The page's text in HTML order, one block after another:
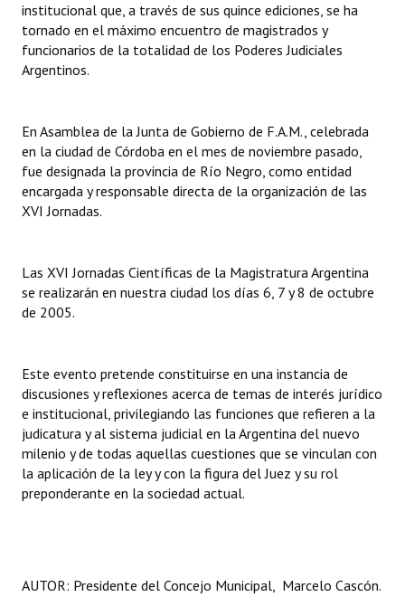
Actas de Audiencias Públicas
NORMATIVA
Declaraciones
Resoluciones
Resoluciones de Presidencia
Antiguos Pobladores
Registros y Distinciones
Datos Históricos
Premio al Mérito - Registro
Audiencias Públicas - Registro
Ciudadano Ilustre - Registro
institucional que, a través de sus quince ediciones, se ha
tornado en el máximo encuentro de magistrados y
funcionarios de la totalidad de los Poderes Judiciales
Argentinos.
En Asamblea de la Junta de Gobierno de F.A.M., celebrada
en la ciudad de Córdoba en el mes de noviembre pasado,
fue designada la provincia de Río Negro, como entidad
encargada y responsable directa de la organización de las
XVI Jornadas.
Las XVI Jornadas Científicas de la Magistratura Argentina
se realizarán en nuestra ciudad los días 6, 7 y 8 de octubre
de 2005.
Este evento pretende constituirse en una instancia de
discusiones y reflexiones acerca de temas de interés jurídico
e institucional, privilegiando las funciones que refieren a la
judicatura y al sistema judicial en la Argentina del nuevo
milenio y de todas aquellas cuestiones que se vinculan con
la aplicación de la ley y con la figura del Juez y su rol
preponderante en la sociedad actual.
AUTOR: Presidente del Concejo Municipal, Marcelo Cascón.